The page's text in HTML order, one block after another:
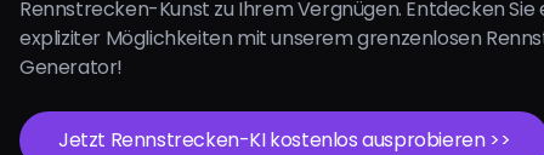
Rennstrecken-Kunst zu Ihrem Vergnügen. Entdecken Sie
expliziter Möglichkeiten mit unserem grenzenlosen
Generator!
Jetzt Rennstrecken-KI kostenlos ausprobieren >>